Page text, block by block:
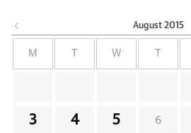
August 2015
M W
3 4 5 6